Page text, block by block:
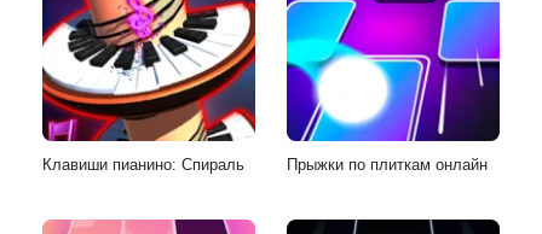
Клавиши пианино: Спираль Прыжки по плиткам онлайн